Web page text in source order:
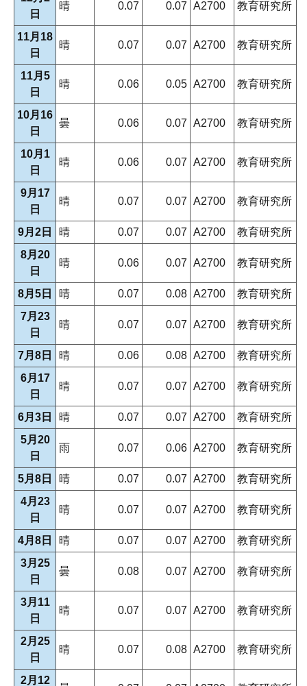
日
晴 0.07 0.07 A2700 教育研究所
11月18
日
晴 0.07 0.07 A2700 教育研究所
11月5
日
晴 0.06 0.05 A2700 教育研究所
10月16
日
曇 0.06 0.07 A2700 教育研究所
10月1
日
晴 0.06 0.07 A2700 教育研究所
9月17
日
晴 0.07 0.07 A2700 教育研究所
9月2日 晴 0.07 0.07 A2700
教育研究所
8月20
日
晴 0.06 0.07 A2700 教育研究所
8月5日 晴 0.07 0.08 A2700
教育研究所
7月23
日
晴 0.07 0.07 A2700 教育研究所
7月8日 晴 0.06 0.08 A2700
教育研究所
6月17
日
晴 0.07 0.07 A2700 教育研究所
6月3日 晴 0.07 0.07 A2700
教育研究所
5月20
日
雨 0.07 0.06 A2700 教育研究所
5月8日 晴 0.07 0.07 A2700
教育研究所
4月23
日
晴 0.07 0.07 A2700 教育研究所
4月8日 晴 0.07 0.07 A2700
教育研究所
3月25
日
曇 0.08 0.07 A2700 教育研究所
3月11
日
晴 0.07 0.07 A2700 教育研究所
2月25
日
晴 0.07 0.08 A2700 教育研究所
2月12